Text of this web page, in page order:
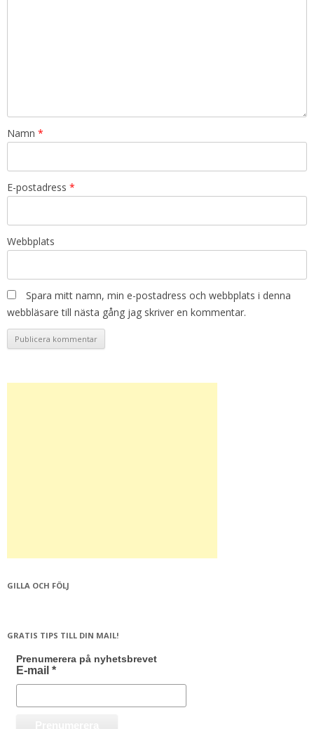
Namn *
E-postadress *
Webbplats
Spara mitt namn, min e-postadress och webbplats i denna
webbläsare till nästa gång jag skriver en kommentar.
GILLA OCH FÖLJ
GRATIS TIPS TILL DIN MAIL!
Prenumerera på nyhetsbrevet
E-mail *